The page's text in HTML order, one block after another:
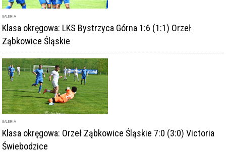
GALERIA
Klasa okręgowa: LKS Bystrzyca Górna 1:6 (1:1) Orzeł
Ząbkowice Śląskie
GALERIA
Klasa okręgowa: Orzeł Ząbkowice Śląskie 7:0 (3:0) Victoria
Świebodzice